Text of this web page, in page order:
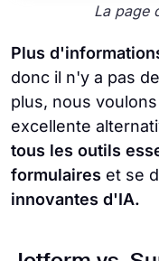
La page
Plus
donc il n'y a pas
plus, nous
excellente
tous les outils
formulaires et se
innovantes d'IA.